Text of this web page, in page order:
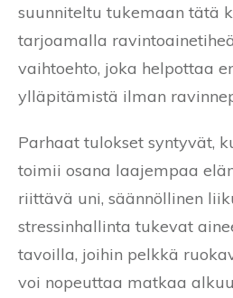
suunniteltu tukemaan tätä
tarjoamalla
vaihtoehto, joka helpottaa
ylläpitämistä ilman
Parhaat tulokset syntyvät,
toimii osana laajempaa
riittävä uni, säännöllinen
stressinhallinta tukevat
tavoilla, joihin pelkkä
voi nopeuttaa matkaa